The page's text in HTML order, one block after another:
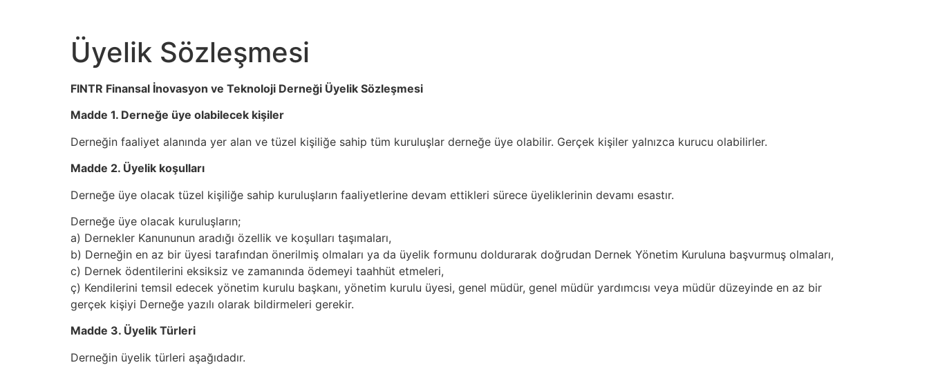
Üyelik Sözleşmesi
FINTR Finansal İnovasyon ve Teknoloji Derneği Üyelik Sözleşmesi
Madde 1. Derneğe üye olabilecek kişiler
Derneğin faaliyet alanında yer alan ve tüzel kişiliğe sahip tüm kuruluşlar derneğe üye olabilir. Gerçek kişiler yalnızca kurucu olabilirler.
Madde 2. Üyelik koşulları
Derneğe üye olacak tüzel kişiliğe sahip kuruluşların faaliyetlerine devam ettikleri sürece üyeliklerinin devamı esastır.
Derneğe üye olacak kuruluşların;
a) Dernekler Kanununun aradığı özellik ve koşulları taşımaları,
b) Derneğin en az bir üyesi tarafından önerilmiş olmaları ya da üyelik formunu doldurarak doğrudan Dernek Yönetim Kuruluna başvurmuş olmaları,
c) Dernek ödentilerini eksiksiz ve zamanında ödemeyi taahhüt etmeleri,
ç) Kendilerini temsil edecek yönetim kurulu başkanı, yönetim kurulu üyesi, genel müdür, genel müdür yardımcısı veya müdür düzeyinde en az bir
gerçek kişiyi Derneğe yazılı olarak bildirmeleri gerekir.
Madde 3. Üyelik Türleri
Derneğin üyelik türleri aşağıdadır.